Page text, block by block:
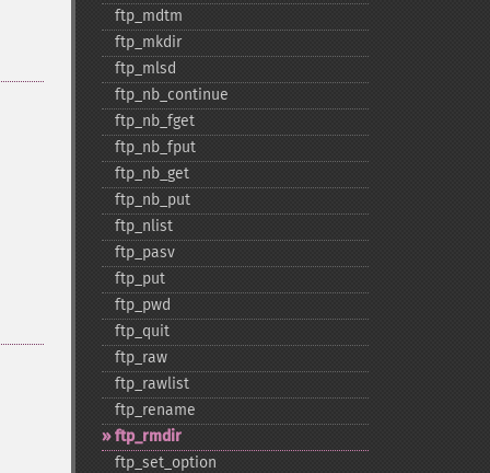
ftp_​mdtm
ftp_​mkdir
ftp_​mlsd
ftp_​nb_​continue
ftp_​nb_​fget
ftp_​nb_​fput
ftp_​nb_​get
ftp_​nb_​put
ftp_​nlist
ftp_​pasv
ftp_​put
ftp_​pwd
ftp_​quit
ftp_​raw
ftp_​rawlist
ftp_​rename
ftp_​rmdir
ftp_​set_​option